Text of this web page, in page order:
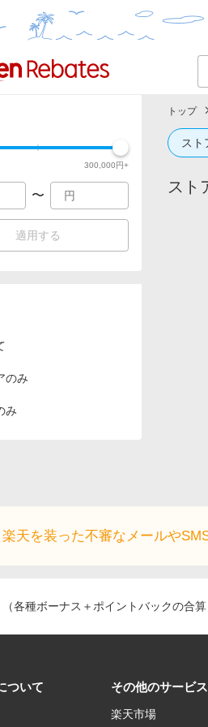
覧 イベント一覧
300,000円+
〜
適用する
のみ
み
トップ
スト
スト
楽天を装った不審なメールや
各種ボーナス＋ポイントバックの合
ついて その他のサービス
楽天市場